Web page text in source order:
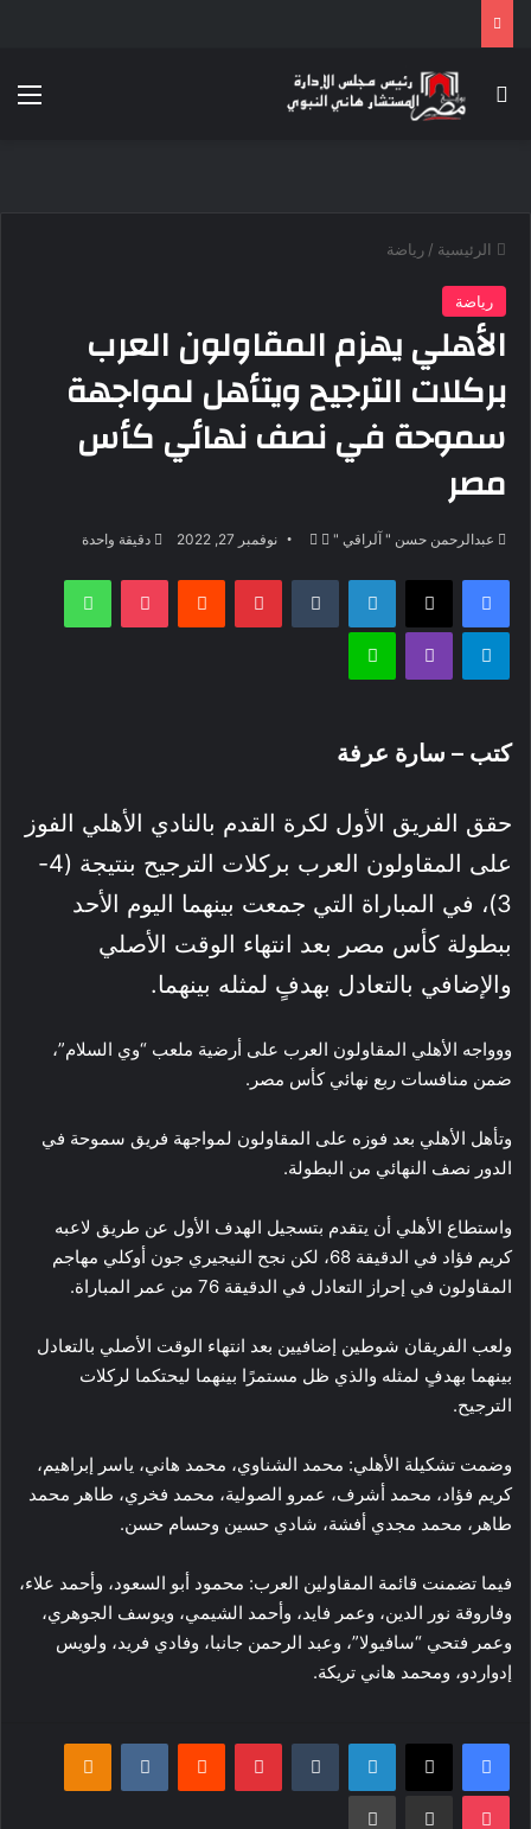
بحث عن
الرئيسية / رياضة
رياضة
الأهلي يهزم المقاولون العرب
بركلات الترجيح ويتأهل لمواجهة
سموحة في نصف نهائي كأس
مصر
عبدالرحمن حسن " آلراقي "
تابع
X
أرسل
إلكترونيا
نوفمبر 27, 2022 دقيقة واحدة
فيسبوك ‫X لينكدإن بينتيريست ‫Pocket واتساب
تيلقرام ڤايبر لاين
كتب – سارة عرفة
حقق الفريق الأول لكرة القدم بالنادي الأهلي الفوز
على المقاولون العرب بركلات الترجيح بنتيجة (4-
3)، في المباراة التي جمعت بينهما اليوم الأحد
ببطولة كأس مصر بعد انتهاء الوقت الأصلي
والإضافي بالتعادل بهدفٍ لمثله بينهما.
ووواجه الأهلي المقاولون العرب على أرضية ملعب “وي السلام”،
ضمن منافسات ربع نهائي كأس مصر.
وتأهل الأهلي بعد فوزه على المقاولون لمواجهة فريق سموحة في
الدور نصف النهائي من البطولة.
واستطاع الأهلي أن يتقدم بتسجيل الهدف الأول عن طريق لاعبه
كريم فؤاد في الدقيقة 68، لكن نجح النيجيري جون أوكلي مهاجم
المقاولون في إحراز التعادل في الدقيقة 76 من عمر المباراة.
ولعب الفريقان شوطين إضافيين بعد انتهاء الوقت الأصلي بالتعادل
بينهما بهدفٍ لمثله والذي ظل مستمرًا بينهما ليحتكما لركلات
الترجيح.
وضمت تشكيلة الأهلي: محمد الشناوي، محمد هاني، ياسر إبراهيم،
كريم فؤاد، محمد أشرف، عمرو الصولية، محمد فخري، طاهر محمد
طاهر، محمد مجدي أفشة، شادي حسين وحسام حسن.
فيما تضمنت قائمة المقاولين العرب: محمود أبو السعود، وأحمد علاء،
وفاروقة نور الدين، وعمر فايد، وأحمد الشيمي، ويوسف الجوهري،
وعمر فتحي “سافيولا”، وعبد الرحمن جانبا، وفادي فريد، ولويس
إدواردو، ومحمد هاني تريكة.
فيسبوك ‫X لينكدإن بينتيريست
‫Pocket مشاركة عبر البريد طباعة